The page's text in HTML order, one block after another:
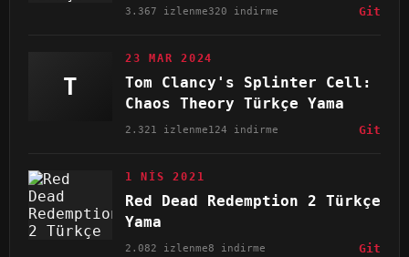
3.367 izlenme320 indirme Git
T
23 MAR 2024
Tom Clancy's Splinter Cell:
Chaos Theory Türkçe Yama
2.321 izlenme124 indirme Git
1 NIS 2021
Red Dead Redemption 2 Türkçe
Yama
2.082 izlenme8 indirme Git